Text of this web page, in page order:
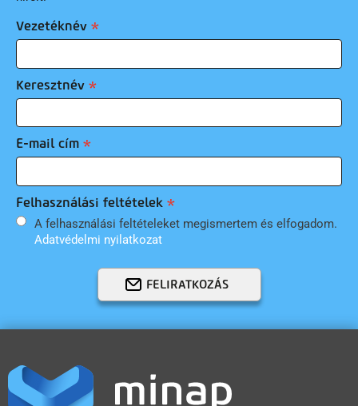
Vezetéknév
Keresztnév
E-mail cím
Felhasználási feltételek
A felhasználási feltételeket megismertem és elfogadom.
Adatvédelmi nyilatkozat
FELIRATKOZÁS